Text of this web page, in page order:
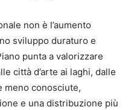
non è l’aumento
sviluppo duraturo e
punta a valorizzare
città d’arte ai laghi, dalle
meno conosciute,
e una distribuzione più